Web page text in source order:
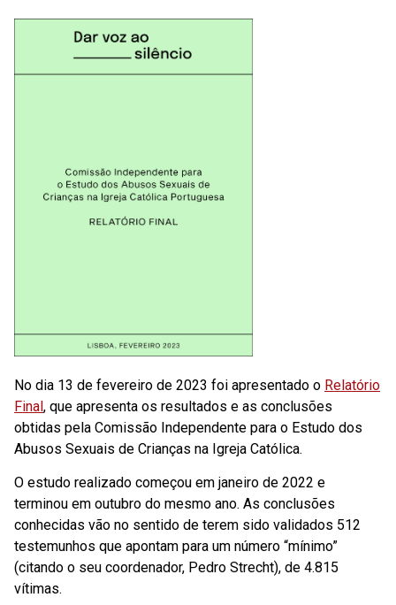
No dia 13 de fevereiro de 2023 foi apresentado o Relatório
Final, que apresenta os resultados e as conclusões
obtidas pela Comissão Independente para o Estudo dos
Abusos Sexuais de Crianças na Igreja Católica.
O estudo realizado começou em janeiro de 2022 e
terminou em outubro do mesmo ano. As conclusões
conhecidas vão no sentido de terem sido validados 512
testemunhos que apontam para um número “mínimo”
(citando o seu coordenador, Pedro Strecht), de 4.815
vítimas.